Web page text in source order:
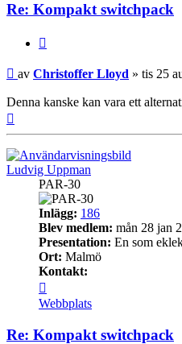
Re: Kompakt switchpack
Inlägg
av Christoffer Lloyd » tis 25
Denna kanske kan vara ett
Ludvig Uppman
PAR-30
Inlägg: 186
Blev medlem: mån 28 jan
Presentation: En som
Ort: Malmö
Kontakt:
Ludvig
Uppman
Webbplats
Re: Kompakt switchpack